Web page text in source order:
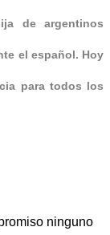
de argentinos
el español. Hoy
para todos los
ninguno